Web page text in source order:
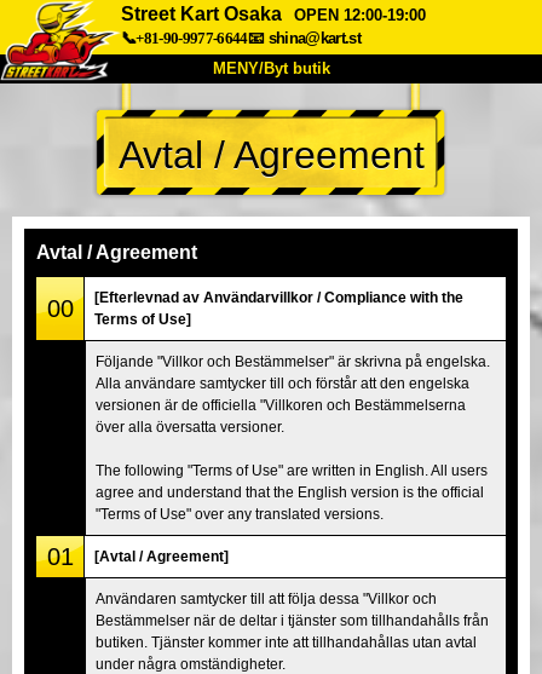
Street Kart Osaka
OPEN 12:00-19:00
📞+81-90-9977-6644📧 shina@kart.st
MENY/Byt butik
HEM
Om oss Specifikationer Pris
Företag
Tokyo Shinagawa
Tokyo Akihabara#2 Tokyo Shibuya
Tokyo Shibuya Annex Tokyo Bay
Okinawa
Avtal / Agreement
Avtal / Agreement
00
[Efterlevnad av Användarvillkor / Compliance with the
Terms of Use]
Följande "Villkor och Bestämmelser" är skrivna på engelska.
Alla användare samtycker till och förstår att den engelska
versionen är de officiella "Villkoren och Bestämmelserna
över alla översatta versioner.
The following "Terms of Use" are written in English. All users
agree and understand that the English version is the official
"Terms of Use" over any translated versions.
01 [Avtal / Agreement]
Användaren samtycker till att följa dessa "Villkor och
Bestämmelser när de deltar i tjänster som tillhandahålls från
butiken. Tjänster kommer inte att tillhandahållas utan avtal
under några omständigheter.